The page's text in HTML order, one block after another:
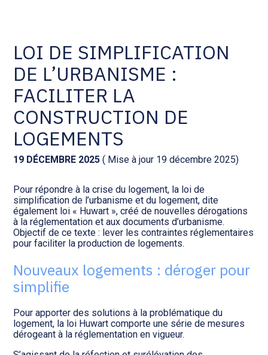
Social et ressources humaines
Assistance juridique
Pilotage d’entreprise
Gestion de patrimoine
Procédures collectives
Transition numérique
Tenue de votre comptabilité :
ACD
Facturation et pilotage :
EVOLIZ
Facturation et pilotage : MEG
Analyse et tableau de bord :
WAIBI
Gérer vos ressources
humaines : SILAE
LOI DE SIMPLIFICATION
DE L’URBANISME :
FACILITER LA
CONSTRUCTION DE
LOGEMENTS
19 DÉCEMBRE 2025 ( Mise à jour 19 décembre 2025)
Pour répondre à la crise du logement, la loi de
simplification de l’urbanisme et du logement, dite
également loi « Huwart », créé de nouvelles dérogations
à la réglementation et aux documents d’urbanisme.
Objectif de ce texte : lever les contraintes réglementaires
pour faciliter la production de logements.
Nouveaux logements : déroger pour
simplifie
Pour apporter des solutions à la problématique du
logement, la loi Huwart comporte une série de mesures
dérogeant à la réglementation en vigueur.